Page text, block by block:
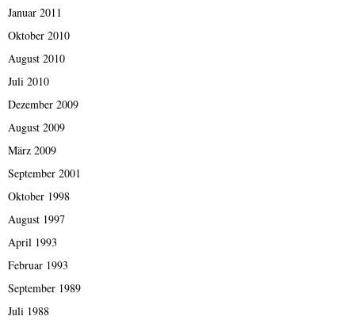
Januar 2011
Oktober 2010
August 2010
Juli 2010
Dezember 2009
August 2009
März 2009
September 2001
Oktober 1998
August 1997
April 1993
Februar 1993
September 1989
Juli 1988